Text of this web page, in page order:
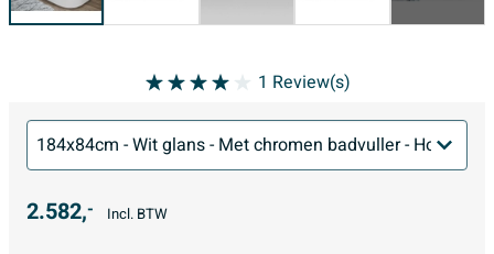
1 Review(s)
2.582,- Incl. BTW